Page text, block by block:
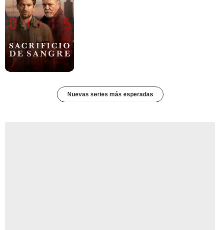
Nuevas series más esperadas